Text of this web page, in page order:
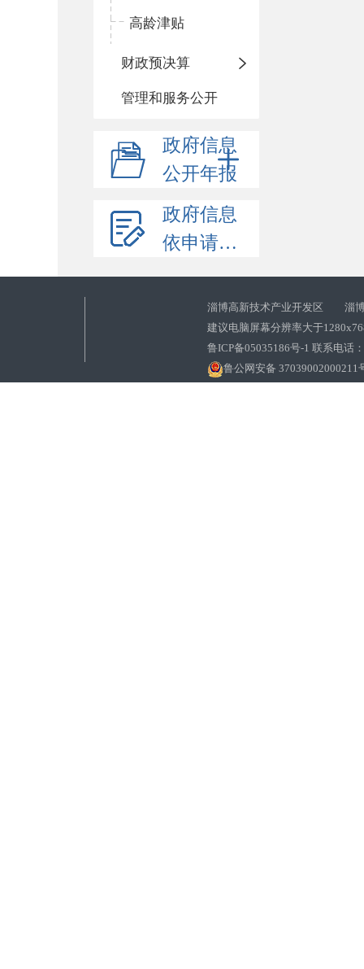
高龄津贴
财政预决算
管理和服务公开
政府信息
公开年报
政府信息
依申请公开
淄博高新技术产业开发区 淄博
建议电脑屏幕分辨率大于
鲁ICP备05035186号-1 联系电话
鲁公网安备 37039002000211